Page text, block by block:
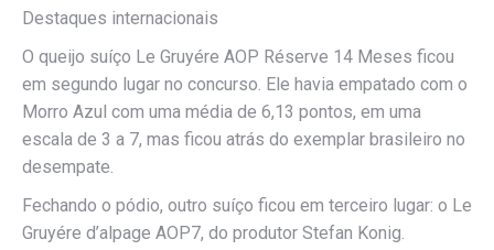
Destaques internacionais
O queijo suíço Le Gruyére AOP Réserve 14 Meses ficou
em segundo lugar no concurso. Ele havia empatado com o
Morro Azul com uma média de 6,13 pontos, em uma
escala de 3 a 7, mas ficou atrás do exemplar brasileiro no
desempate.
Fechando o pódio, outro suíço ficou em terceiro lugar: o Le
Gruyére d’alpage AOP7, do produtor Stefan Konig.